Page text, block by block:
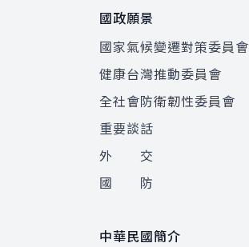
國政願景
國家氣候變遷對策委員會
健康台灣推動委員會
全社會防衛韌性委員會
重要談話
外 交
國 防
中華民國簡介